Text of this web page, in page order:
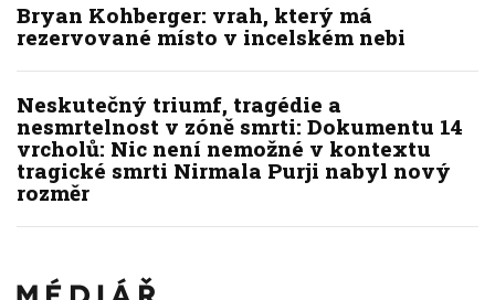
Bryan Kohberger: vrah, který má
rezervované místo v incelském nebi
Neskutečný triumf, tragédie a
nesmrtelnost v zóně smrti: Dokumentu 14
vrcholů: Nic není nemožné v kontextu
tragické smrti Nirmala Purji nabyl nový
rozměr